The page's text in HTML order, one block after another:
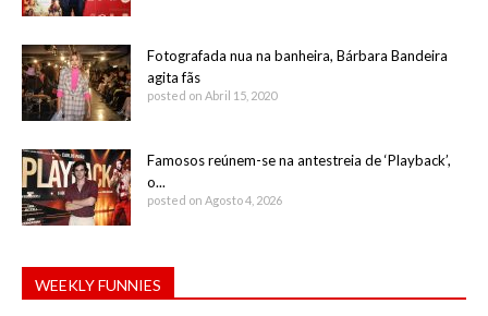
Fotografada nua na banheira, Bárbara Bandeira
agita fãs
posted on Abril 15, 2020
Famosos reúnem-se na antestreia de ‘Playback’,
o...
posted on Agosto 4, 2026
WEEKLY FUNNIES